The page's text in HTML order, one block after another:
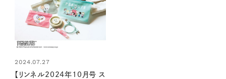
2024.07.27
【リンネル2024年10月号 ス